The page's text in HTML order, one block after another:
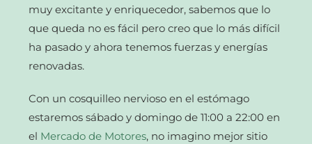
muy excitante y enriquecedor, sabemos que lo
que queda no es fácil pero creo que lo más difícil
ha pasado y ahora tenemos fuerzas y energías
renovadas.
Con un cosquilleo nervioso en el estómago
estaremos sábado y domingo de 11:00 a 22:00 en
el Mercado de Motores, no imagino mejor sitio